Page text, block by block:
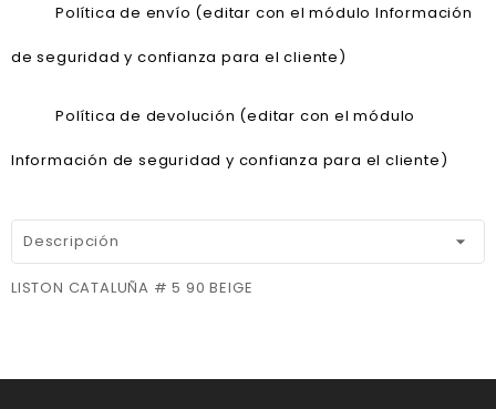
Política de envío (editar con el módulo Información
de seguridad y confianza para el cliente)
Política de devolución (editar con el módulo
Información de seguridad y confianza para el cliente)
Descripción
LISTON CATALUÑA # 5 90 BEIGE